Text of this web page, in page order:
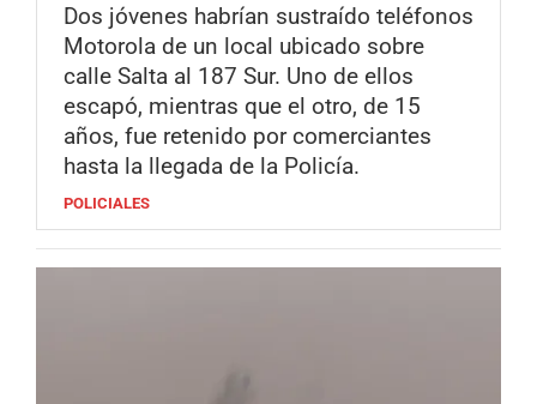
Dos jóvenes habrían sustraído teléfonos
Motorola de un local ubicado sobre
calle Salta al 187 Sur. Uno de ellos
escapó, mientras que el otro, de 15
años, fue retenido por comerciantes
hasta la llegada de la Policía.
POLICIALES